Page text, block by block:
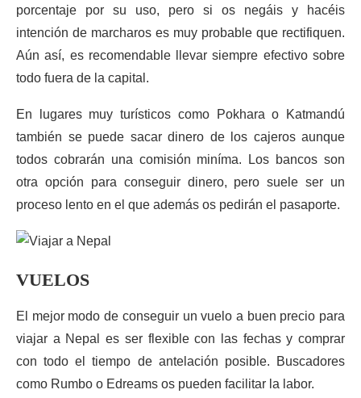
porcentaje por su uso, pero si os negáis y hacéis
intención de marcharos es muy probable que rectifiquen.
Aún así, es recomendable llevar siempre efectivo sobre
todo fuera de la capital.
En lugares muy turísticos como Pokhara o Katmandú
también se puede sacar dinero de los cajeros aunque
todos cobrarán una comisión miníma. Los bancos son
otra opción para conseguir dinero, pero suele ser un
proceso lento en el que además os pedirán el pasaporte.
VUELOS
El mejor modo de conseguir un vuelo a buen precio para
viajar a Nepal es ser flexible con las fechas y comprar
con todo el tiempo de antelación posible. Buscadores
como Rumbo o Edreams os pueden facilitar la labor.